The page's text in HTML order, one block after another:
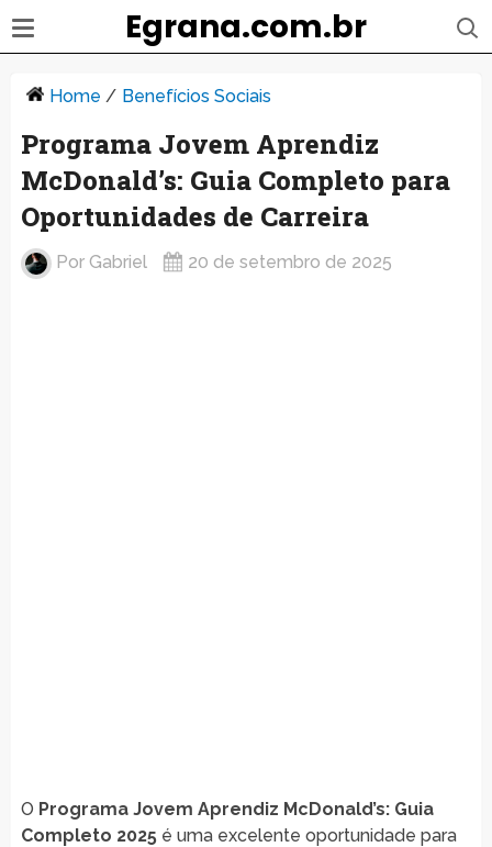
Egrana.com.br
Home / Benefícios Sociais
Programa Jovem Aprendiz
McDonald’s: Guia Completo para
Oportunidades de Carreira
Por Gabriel 20 de setembro de 2025
O Programa Jovem Aprendiz McDonald’s: Guia
Completo 2025é uma excelente oportunidade para